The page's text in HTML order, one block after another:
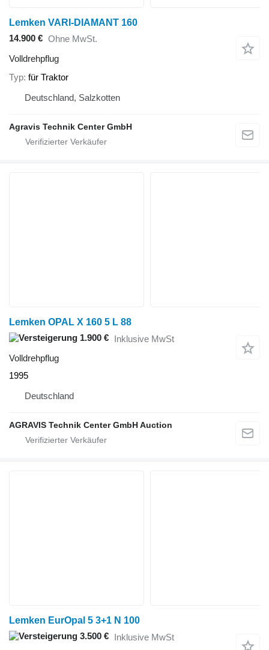
Lemken VARI-DIAMANT 160
14.900 € Ohne MwSt.
Volldrehpflug
Typ für Traktor
Deutschland, Salzkotten
Agravis Technik Center GmbH
Lemken OPAL X 160 5 L 88
1.900 € Inklusive MwSt
Volldrehpflug
1995
Deutschland
AGRAVIS Technik Center GmbH Auction
Lemken EurOpal 5 3+1 N 100
3.500 € Inklusive MwSt